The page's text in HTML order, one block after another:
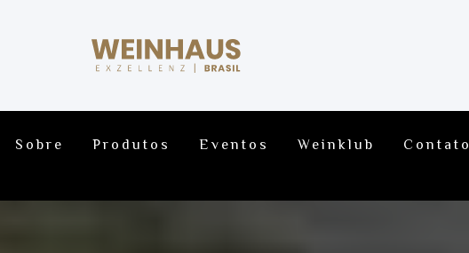
Sobre Produtos Eventos Weinklub Contato